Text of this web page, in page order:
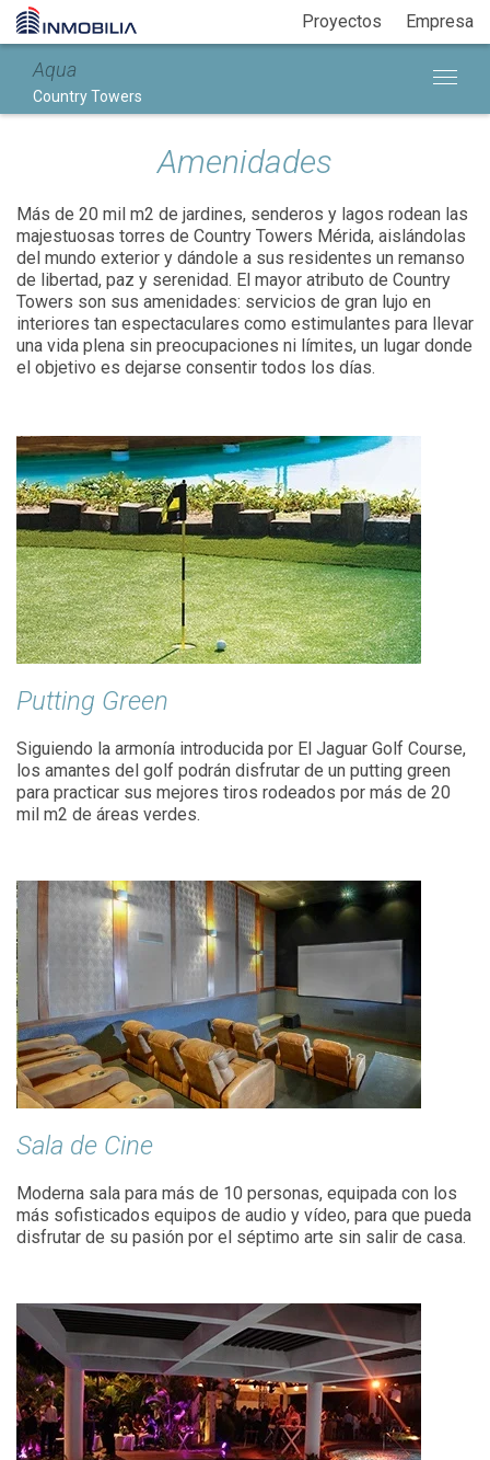
Empresa
Proyectos
Aqua
Country Towers
Amenidades
Más de 20 mil m2 de jardines, senderos y lagos rodean las
majestuosas torres de Country Towers Mérida, aislándolas
del mundo exterior y dándole a sus residentes un remanso
de libertad, paz y serenidad. El mayor atributo de Country
Towers son sus amenidades: servicios de gran lujo en
interiores tan espectaculares como estimulantes para llevar
una vida plena sin preocupaciones ni límites, un lugar donde
el objetivo es dejarse consentir todos los días.
Putting Green
Siguiendo la armonía introducida por El Jaguar Golf Course,
los amantes del golf podrán disfrutar de un putting green
para practicar sus mejores tiros rodeados por más de 20
mil m2 de áreas verdes.
Sala de Cine
Moderna sala para más de 10 personas, equipada con los
más sofisticados equipos de audio y vídeo, para que pueda
disfrutar de su pasión por el séptimo arte sin salir de casa.